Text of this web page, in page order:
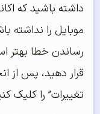
موبایل را نداشته
رساندن خطا بهتر
قرار دهید، پس از
تغییرات” را کلیک